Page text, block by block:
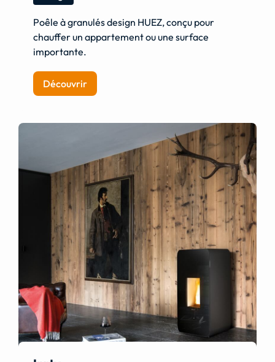
Poêle à granulés design HUEZ, conçu pour
chauffer un appartement ou une surface
importante.
Découvrir